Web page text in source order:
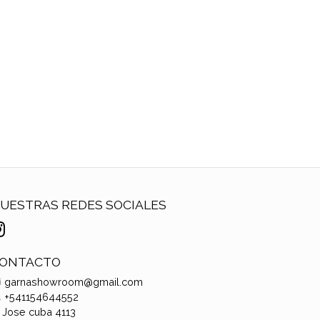
REDES SOCIALES
garnashowroom@gmail.com
+541154644552
Jose cuba 4113